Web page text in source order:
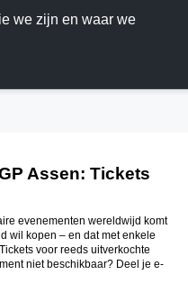
we zijn en waar we
Assen: Tickets
evenementen wereldwijd komt
wil kopen – en dat met enkele
voor reeds uitverkochte
niet beschikbaar? Deel je e-